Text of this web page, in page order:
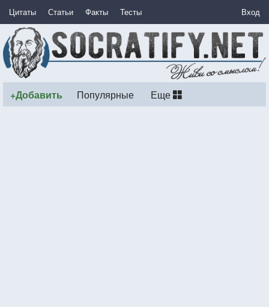
Цитаты Статьи Факты Тесты Вход
+Добавить Популярные Еще